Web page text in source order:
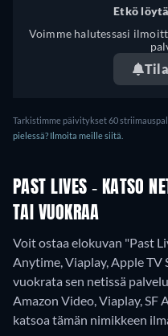
Etkö
Voimme halutessasi
Tarkistimme päivitykset 60
pielessä? Ilmoita meille siitä.
PAST LIVES - KATSO
TAI VUOKRAA
Voit ostaa elokuvan "Past
Anytime, Viaplay, Apple TV
vuokrata sen netissä
Amazon Video, Viaplay, SF
katsoa tämän nimikkeen